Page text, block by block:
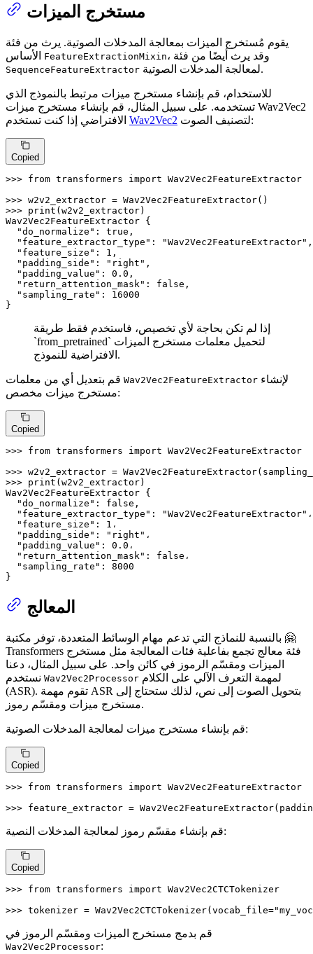
مستخرج الميزات
يقوم مُستخرج الميزات بمعالجة المدخلات الصوتية. يرث من فئة
FeatureExtractionMixin ، وقد يرث أيضًا من فئة
SequenceFeatureExtractor لمعالجة المدخلات الصوتية.
للاستخدام، قم بإنشاء مستخرج ميزات مرتبط بالنموذج الذي
تستخدمه. على سبيل المثال، قم بإنشاء مستخرج ميزات Wav2Vec2
Wav2Vec2 لتصنيف الصوت:
Copied
>>> from transformers import Wav2Vec2FeatureExtractor
>>>
>>> print (w2v2_extractor)
Wav2Vec2FeatureExtractor {
"do_normalize" : true,
"feature_extractor_type" : "Wav2Vec2FeatureExtractor" ,
"feature_size" : 1 ,
"padding_side" : "right" ,
"padding_value" : 0.0 ,
"return_attention_mask" : false,
"sampling_rate" : 16000
}
إذا لم تكن بحاجة لأي تخصيص، فاستخدم فقط طريقة
`from_pretrained` لتحميل معلمات مستخرج الميزات
الافتراضية للنموذج.
Wav2Vec2FeatureExtractor
مستخرج ميزات مخصص:
Copied
>>> from transformers import Wav2Vec2FeatureExtractor
>>> w2v2_extractor =
>>> print (w2v2_extractor)
Wav2Vec2FeatureExtractor {
"do_normalize" : false,
"feature_extractor_type" : "Wav2Vec2FeatureExtractor" ،
"feature_size" : 1 ،
"padding_side" : "right" ،
"padding_value" : 0.0 ،
"return_attention_mask" : false،
"sampling_rate" : 8000
}
المعالج
بالنسبة للنماذج التي تدعم مهام الوسائط المتعددة، توفر مكتبة 🤗
Transformers فئة معالج تجمع بفاعلية فئات المعالجة مثل مستخرج
الميزات ومقسّم الرموز في كائن واحد. على سبيل المثال، دعنا
Wav2Vec2Processor
(ASR). تقوم مهمة ASR بتحويل الصوت إلى نص، لذلك ستحتاج إلى
مستخرج ميزات ومقسّم رموز.
قم بإنشاء مستخرج ميزات لمعالجة المدخلات الصوتية:
Copied
>>> from transformers import Wav2Vec2FeatureExtractor
>>> feature_extractor =
قم بإنشاء مقسّم رموز لمعالجة المدخلات النصية:
Copied
>>> from transformers import Wav2Vec2CTCTokenizer
>>> tokenizer = Wav2Vec2CTCTokenizer(vocab_file=
قم بدمج مستخرج الميزات ومقسّم الرموز في
Wav2Vec2Processor: